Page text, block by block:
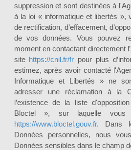
suppression et sont destinées à
à la loi « informatique et libertés »,
de rectification, d’effacement,
de vos données. Vous pouvez
moment en contactant directement
site https://cnil.fr/fr pour plus
estimez, après avoir contacté
Informatique et Libertés » ne
adresser une réclamation à la
l’existence de la liste
Bloctel », sur laquelle
https://www.bloctel.gouv.fr. Dans
Données personnelles, nous
Données sensibles dans le champ